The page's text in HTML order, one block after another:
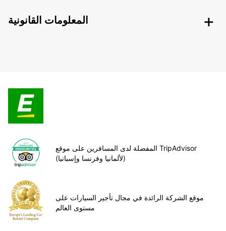
المعلومات القانونية
المفضلة لدى المسافرين على موقع TripAdvisor
(لألمانيا وفرنسا وإسبانيا)
موقع الشركة الرائدة في مجال تأجير السيارات على
مستوى العالم